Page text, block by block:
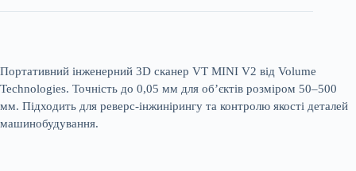
Портативний інженерний 3D сканер VT MINI V2 від Volume
Technologies. Точність до 0,05 мм для об’єктів розміром 50–500
мм. Підходить для реверс-інжинірингу та контролю якості деталей
машинобудування.